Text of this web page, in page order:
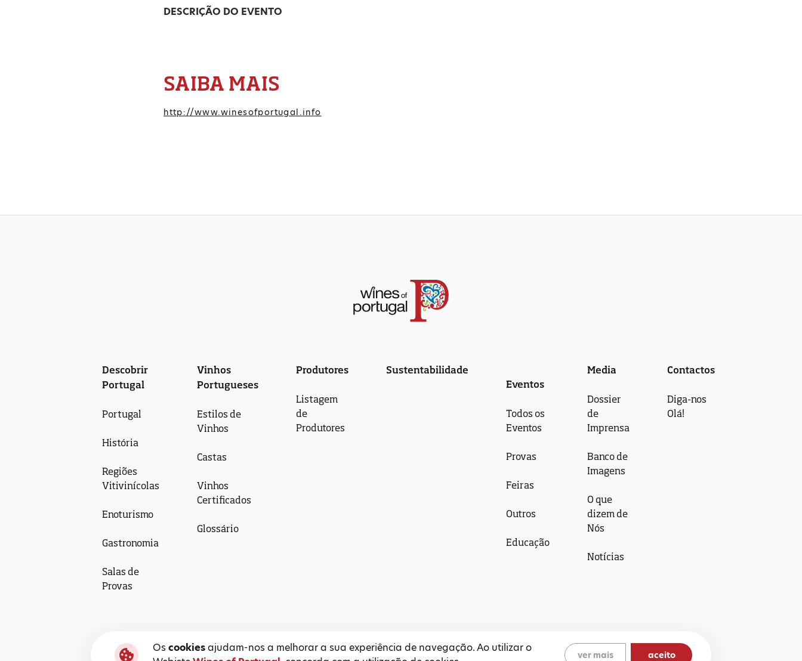
DESCRIÇÃO DO EVENTO
SAIBA MAIS
http://www.winesofportugal.info
Os cookiesajudam-nos a melhorar a sua experiência de navegação. Ao utilizar o
ver mais aceito
Descobrir
Portugal
Portugal
História
Regiões
Vitivinícolas
Enoturismo
Gastronomia
Salas de
Provas
Vinhos
Portugueses
Estilos de
Vinhos
Castas
Vinhos
Certificados
Glossário
Produtores
Listagem
de
Produtores
Sustentabilidade
Eventos
Todos os
Eventos
Provas
Feiras
Outros
Educação
Media
Dossier
de
Imprensa
Banco de
Imagens
O que
dizem de
Nós
Notícias
Contactos
Diga-nos
Olá!